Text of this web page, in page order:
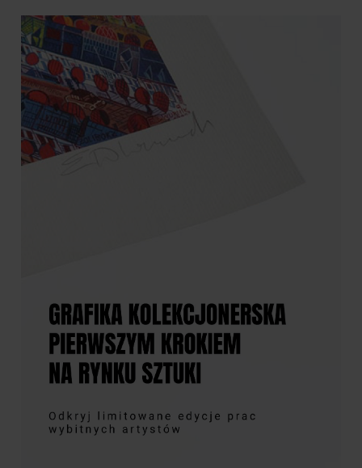
Zdzisław Beksiński - Album
"Foto Beksiński"
89,00 zł